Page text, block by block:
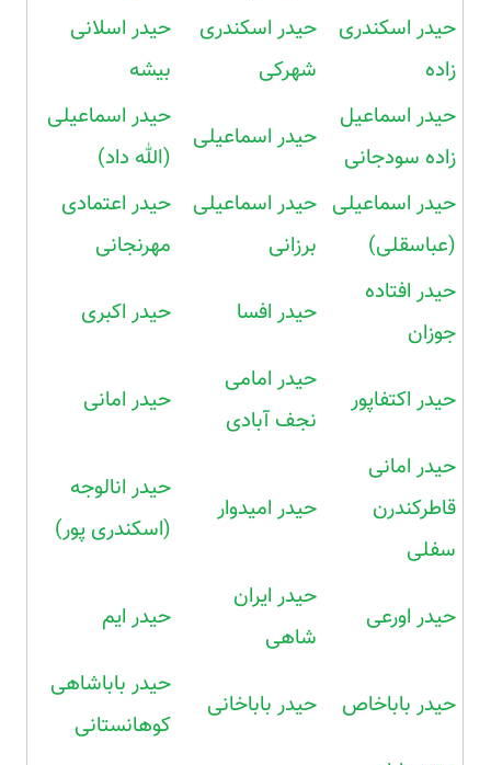
حیدر اسکندری
زاده
حیدر اسکندری
شهرکی
حیدر اسلانی
بیشه
حیدر اسماعیل
زاده سودجانی
حیدر اسماعیلی
حیدر اسماعیلی
(الله داد)
حیدر اسماعیلی
(عباسقلی)
حیدر اسماعیلی
برزانی
حیدر اعتمادی
مهرنجانی
حیدر افتاده
جوزان
حیدر افسا حیدر اکبری
حیدر اکتفاپور
حیدر امامی
نجف آبادی
حیدر امانی
حیدر امانی
قاطرکندرن
سفلی
حیدر امیدوار
حیدر انالوجه
(اسکندری پور)
حیدر اورعی
حیدر ایران
شاهی
حیدر ایم
حیدر باباخاص حیدر باباخانی
حیدر باباشاهی
کوهانستانی